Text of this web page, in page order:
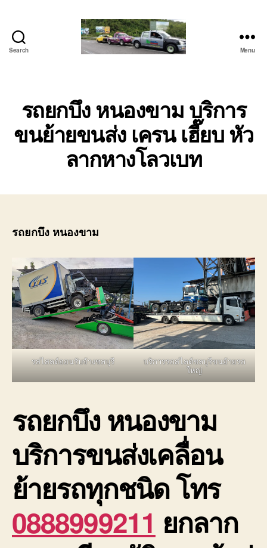
Search
ปาก
ร่วม
ศรีราชา
|
บริการ
สไลด์
Menu
รถยกบึง หนองขาม บริการ
ขนย้ายขนส่ง เครน เฮี๊ยบ หัว
ลากหางโลวเบท
รถยกบึง หนองขาม
รสไสลด์ออนรับจ้างชลบุรี บริการรถสไลด์ชลบุรีขนย้ายรถ
ใหญ่
รถยกบึง หนองขาม
บริการขนส่งเคลื่อน
ย้ายรถทุกชนิด โทร
0888999211 ยกลาก